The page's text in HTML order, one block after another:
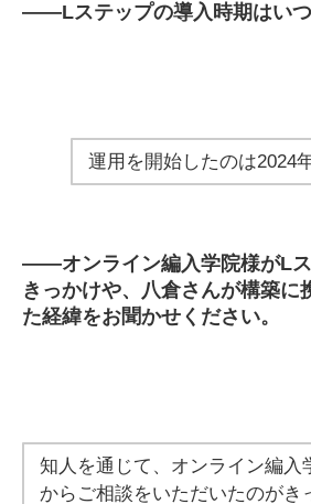
――Lステップの導入時期はい
運用を開始したのは2024
――オンライン編入学院様がL
きっかけや、八倉さんが構築に
た経緯をお聞かせください。
知人を通じて、オンライン編入
からご相談をいただいたのがき